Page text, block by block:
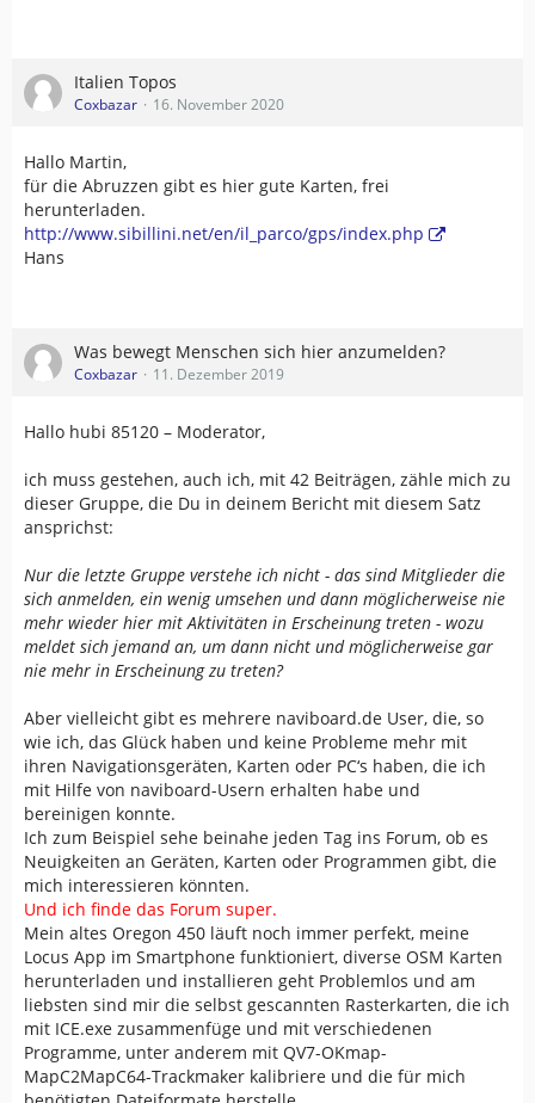
Italien Topos
Coxbazar 16. November 2020
Hallo Martin,
für die Abruzzen gibt es hier gute Karten, frei
herunterladen.
http://www.sibillini.net/en/il_parco/gps/index.php
Hans
Was bewegt Menschen sich hier anzumelden?
Coxbazar 11. Dezember 2019
Hallo hubi 85120 – Moderator,
ich muss gestehen, auch ich, mit 42 Beiträgen, zähle mich zu
dieser Gruppe, die Du in deinem Bericht mit diesem Satz
ansprichst:
Nur die letzte Gruppe verstehe ich nicht - das sind Mitglieder die
sich anmelden, ein wenig umsehen und dann möglicherweise nie
mehr wieder hier mit Aktivitäten in Erscheinung treten - wozu
meldet sich jemand an, um dann nicht und möglicherweise gar
nie mehr in Erscheinung zu treten?
Aber vielleicht gibt es mehrere naviboard.de User, die, so
wie ich, das Glück haben und keine Probleme mehr mit
ihren Navigationsgeräten, Karten oder PC‘s haben, die ich
mit Hilfe von naviboard-Usern erhalten habe und
bereinigen konnte.
Ich zum Beispiel sehe beinahe jeden Tag ins Forum, ob es
Neuigkeiten an Geräten, Karten oder Programmen gibt, die
mich interessieren könnten.
Und ich finde das Forum super.
Mein altes Oregon 450 läuft noch immer perfekt, meine
Locus App im Smartphone funktioniert, diverse OSM Karten
herunterladen und installieren geht Problemlos und am
liebsten sind mir die selbst gescannten Rasterkarten, die ich
mit ICE.exe zusammenfüge und mit verschiedenen
Programme, unter anderem mit QV7-OKmap-
MapC2MapC64-Trackmaker kalibriere und die für mich